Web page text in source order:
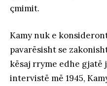
çmimit.
Kamy nuk e
pavarësisht se
kësaj rryme edhe gjatë
intervistë më 1945,